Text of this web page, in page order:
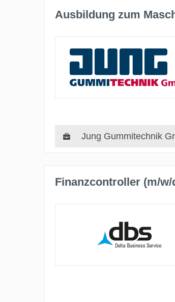
Ausbildung zum
Jung Gummitechnik
Finanzcontroller (m/w/